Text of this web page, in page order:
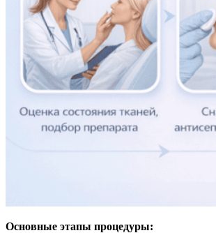
Основные этапы процедуры: